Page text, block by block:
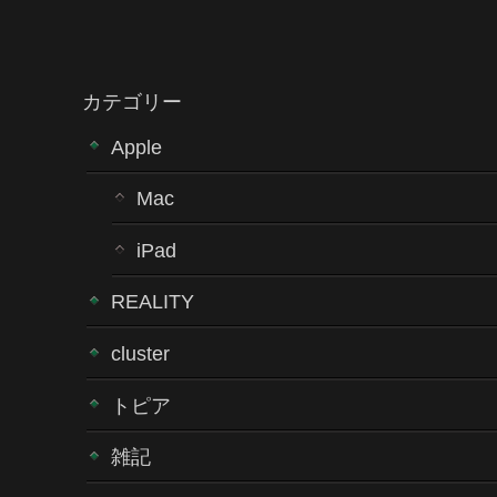
カテゴリー
Apple
Mac
iPad
REALITY
cluster
トピア
雑記